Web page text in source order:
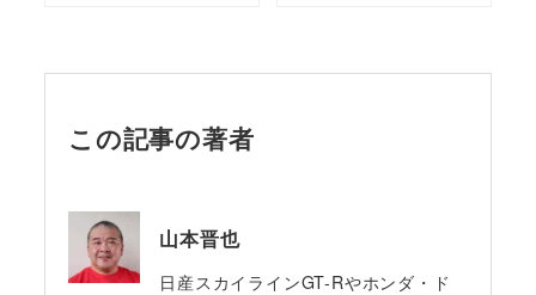
この記事の著者
山本晋也
日産スカイラインGT-Rやホンダ・ド